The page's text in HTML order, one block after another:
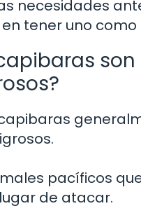
necesidades
tener uno
son
pacíficos
de atacar.